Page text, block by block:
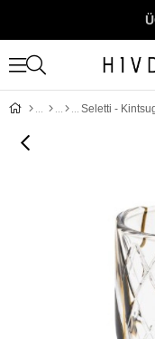
Seletti -